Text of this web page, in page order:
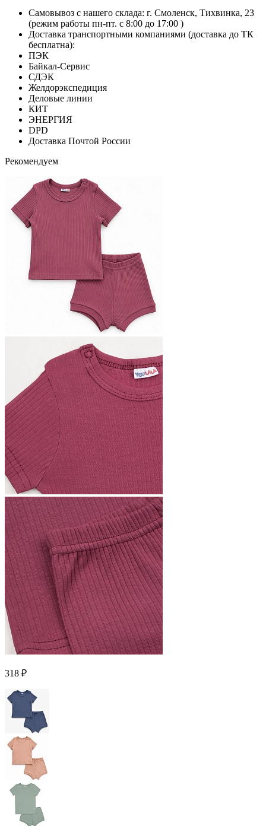
Самовывоз с нашего склада: г. Смоленск, Тихвинка, 23
(режим работы пн-пт. с 8:00 до 17:00 )
Доставка транспортными компаниями (доставка до ТК
бесплатна):
ПЭК
Байкал-Сервис
СДЭК
Желдорэкспедиция
Деловые линии
КИТ
ЭНЕРГИЯ
DPD
Доставка Почтой России
Рекомендуем
318 ₽